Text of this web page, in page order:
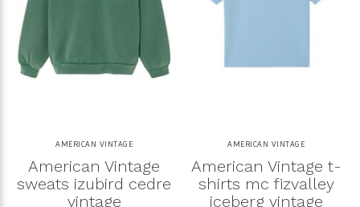
AMERICAN VINTAGE
American Vintage
sweats izubird cedre
vintage
AMERICAN VINTAGE
American Vintage t-
shirts mc fizvalley
iceberg vintage